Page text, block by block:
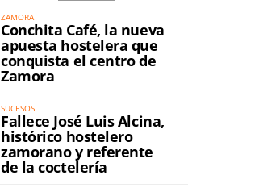
ZAMORA
Conchita Café, la nueva
apuesta hostelera que
conquista el centro de
Zamora
SUCESOS
Fallece José Luis Alcina,
histórico hostelero
zamorano y referente
de la coctelería